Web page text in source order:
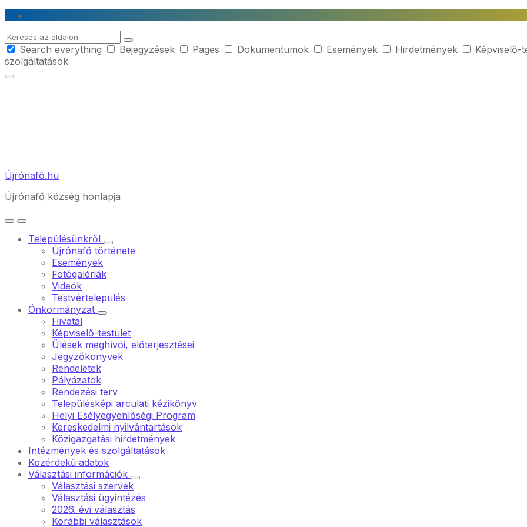
Skip
content
Skip
main
navigation
Skip
footer
Search
Search everything
Bejegyzések Pages Dokumentumok Események Hirdetmények
Képviselő-
szolgáltatások
Újrónafő.hu
Újrónafő község honlapja
Településünkről
Újrónafő története
Események
Fotógalériák
Videók
Testvértelepülés
Önkormányzat
Hivatal
Képviselő-testület
Ülések meghívói, előterjesztései
Jegyzőkönyvek
Rendeletek
Pályázatok
Rendezési terv
Településképi arculati kézikönyv
Helyi Esélyegyenlőségi Program
Kereskedelmi nyilvántartások
Közigazgatási hirdetmények
Intézmények és szolgáltatások
Közérdekű adatok
Választási információk
Választási szervek
Választási ügyintézés
2026. évi választás
Korábbi választások